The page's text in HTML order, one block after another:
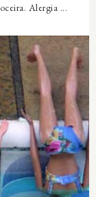
Alergia ...